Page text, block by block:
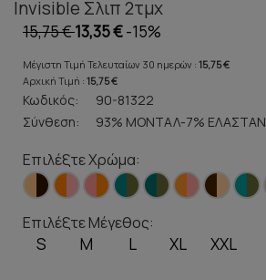
Invisible Σλιπ 2τμχ
15,75 €13,35 €-15%
Μέγιστη Τιμή Τελευταίων 30 ημερών : 15,75 €
Αρχική Τιμή : 15,75 €
Κωδικός:
90-81322
Σύνθεση:
93% ΜΟΝΤΑΛ-7% ΕΛΑΣΤΑΝ
Επιλέξτε Χρώμα:
Επιλέξτε Μέγεθος:
S M L XL XXL